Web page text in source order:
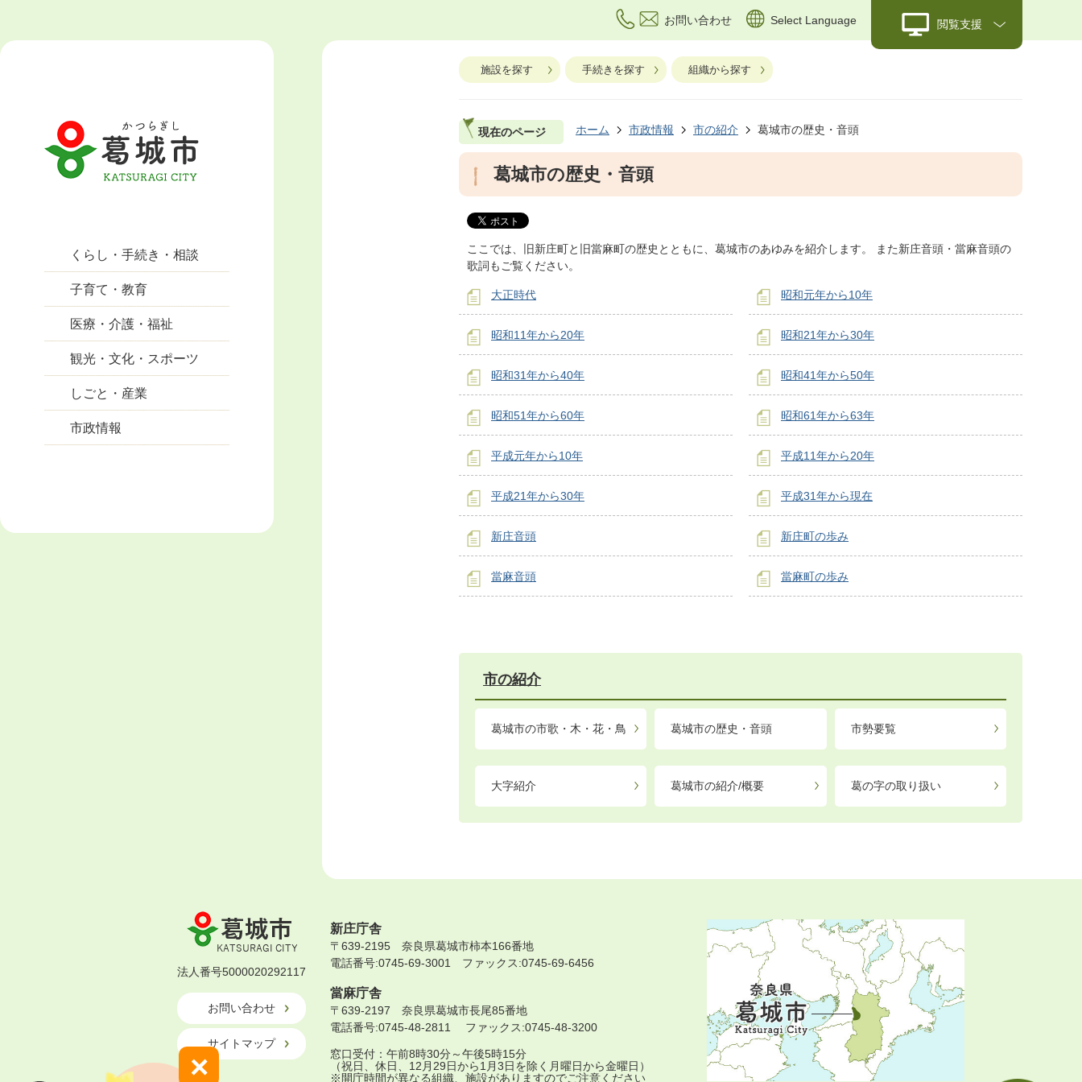
お問い合わせ Select Language 閲覧支援
くらし・手続き・相談
子育て・教育
医療・介護・福祉
観光・文化・スポーツ
しごと・産業
市政情報
施設を探す 手続きを探す 組織から探す
現在のページ ホーム 市政情報 市の紹介 葛城市の歴史・音頭
葛城市の歴史・音頭
ここでは、旧新庄町と旧當麻町の歴史とともに、葛城市のあゆみを紹介します。 また新庄音頭・當麻音頭の
歌詞もご覧ください。
大正時代 昭和元年から10年
昭和11年から20年 昭和21年から30年
昭和31年から40年 昭和41年から50年
昭和51年から60年 昭和61年から63年
平成元年から10年 平成11年から20年
平成21年から30年 平成31年から現在
新庄音頭 新庄町の歩み
當麻音頭 當麻町の歩み
市の紹介
葛城市の市歌・木・花・鳥 葛城市の歴史・音頭 市勢要覧
大字紹介 葛城市の紹介/概要 葛の字の取り扱い
葛
城
市
KATSURAGI
CITY
法人番号5000020292117
お問い合わせ
サイトマップ
新庄庁舎
〒639-2195 奈良県葛城市柿本166番地
電話番号:0745-69-3001 ファックス:0745-69-6456
當麻庁舎
〒639-2197 奈良県葛城市長尾85番地
電話番号:0745-48-2811 ファックス:0745-48-3200
窓口受付：午前8時30分～午後5時15分
（祝日、休日、12月29日から1月3日を除く月曜日から金曜日）
※開庁時間が異なる組織、施設がありますのでご注意ください
×